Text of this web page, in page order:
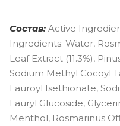
Состав: Active
Ingredients: Water,
Leaf Extract (11.3%),
Sodium Methyl Cocoyl
Lauroyl Isethionate,
Lauryl Glucoside,
Menthol, Rosmarinus